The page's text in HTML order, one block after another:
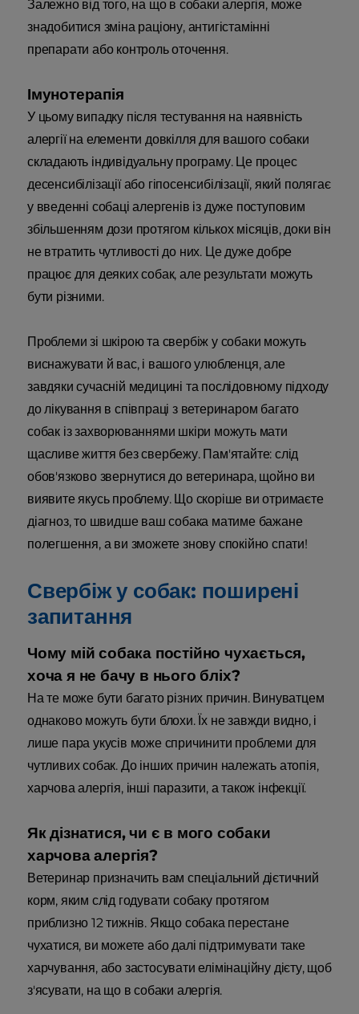
Залежно від того, на що в собаки алергія, може
знадобитися зміна раціону, антигістамінні
препарати або контроль оточення.
Імунотерапія
У цьому випадку після тестування на наявність
алергії на елементи довкілля для вашого собаки
складають індивідуальну програму. Це процес
десенсибілізації або гіпосенсибілізації, який полягає
у введенні собаці алергенів із дуже поступовим
збільшенням дози протягом кількох місяців, доки він
не втратить чутливості до них. Це дуже добре
працює для деяких собак, але результати можуть
бути різними.
Проблеми зі шкірою та свербіж у собаки можуть
виснажувати й вас, і вашого улюбленця, але
завдяки сучасній медицині та послідовному підходу
до лікування в співпраці з ветеринаром багато
собак із захворюваннями шкіри можуть мати
щасливе життя без свербежу. Пам'ятайте: слід
обов'язково звернутися до ветеринара, щойно ви
виявите якусь проблему. Що скоріше ви отримаєте
діагноз, то швидше ваш собака матиме бажане
полегшення, а ви зможете знову спокійно спати!
Свербіж у собак: поширені
запитання
Чому мій собака постійно чухається,
хоча я не бачу в нього бліх?
На те може бути багато різних причин. Винуватцем
однаково можуть бути блохи. Їх не завжди видно, і
лише пара укусів може спричинити проблеми для
чутливих собак. До інших причин належать атопія,
харчова алергія, інші паразити, а також інфекції.
Як дізнатися, чи є в мого собаки
харчова алергія?
Ветеринар призначить вам спеціальний дієтичний
корм, яким слід годувати собаку протягом
приблизно 12 тижнів. Якщо собака перестане
чухатися, ви можете або далі підтримувати таке
харчування, або застосувати елімінаційну дієту, щоб
з'ясувати, на що в собаки алергія.